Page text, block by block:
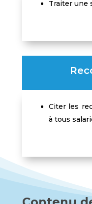
Traiter une
Citer les
à tous